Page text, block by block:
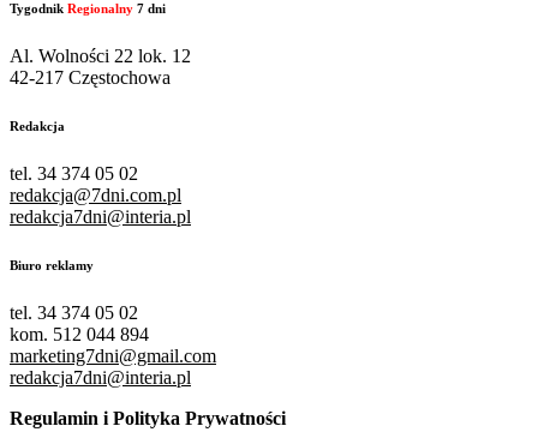
Tygodnik Regionalny 7 dni
Al. Wolności 22 lok. 12
42-217 Częstochowa
Redakcja
tel. 34 374 05 02
redakcja@7dni.com.pl
redakcja7dni@interia.pl
Biuro reklamy
tel. 34 374 05 02
kom. 512 044 894
marketing7dni@gmail.com
redakcja7dni@interia.pl
Regulamin i Polityka Prywatności